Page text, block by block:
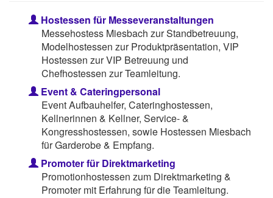
Hostessen für Messeveranstaltungen
Messehostess Miesbach zur Standbetreuung,
Modelhostessen zur Produktpräsentation, VIP
Hostessen zur VIP Betreuung und
Chefhostessen zur Teamleitung.
Event & Cateringpersonal
Event Aufbauhelfer, Cateringhostessen,
Kellnerinnen & Kellner, Service- &
Kongresshostessen, sowie Hostessen Miesbach
für Garderobe & Empfang.
Promoter für Direktmarketing
Promotionhostessen zum Direktmarketing &
Promoter mit Erfahrung für die Teamleitung.